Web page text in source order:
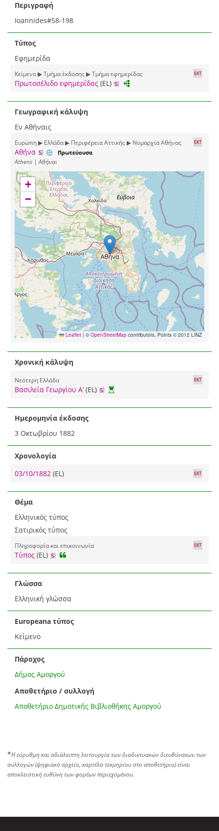
Περιγραφή
Ioannides#58-198
Τύπος
Εφημερίδα
Κείμενο ▶ Τμήμα έκδοσης ▶ Τμήμα εφημερίδας
Πρωτοσέλιδο εφημερίδας (EL)
Γεωγραφική κάλυψη
Εν Αθήναις
Ευρώπη ▶ Ελλάδα ▶ Περιφέρεια Αττικής ▶ Νομαρχία Αθήνας
Αθήνα Πρωτεύουσα
Athens | Αθήναι
+
−
Leaflet | © OpenStreetMap contributors, Points © 2012 LINZ
Χρονική κάλυψη
Νεότερη Ελλάδα
Βασιλεία Γεωργίου Α’ (EL)
Ημερομηνία έκδοσης
3 Οκτωβρίου 1882
Χρονολογία
03/10/1882 (EL)
Θέμα
Ελληνικός τύπος
Σατιρικός τύπος
Πληροφορία και επικοινωνία
Τύπος (EL)
Γλώσσα
Ελληνική γλώσσα
Europeana τύπος
Κείμενο
Πάροχος
Δήμος Αμοργού
Αποθετήριο / συλλογή
Αποθετήριο Δημοτικής Βιβλιοθήκης Αμοργού
*Η εύρυθμη και αδιάλειπτη λειτουργία των διαδικτυακών διευθύνσεων των
συλλογών (ψηφιακό αρχείο, καρτέλα τεκμηρίου στο αποθετήριο) είναι
αποκλειστική ευθύνη των φορέων περιεχομένου.